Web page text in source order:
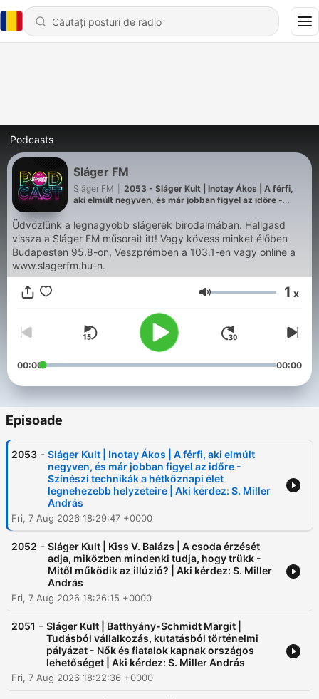
Podcasts
Sláger FM
Sláger FM
2053 - Sláger Kult | Inotay Ákos | A férfi,
aki elmúlt negyven, és már jobban figyel az időre -
helyzeteire | Aki kérdez: S. Miller András
Üdvözlünk a legnagyobb slágerek birodalmában. Hallgasd
vissza a Sláger FM műsorait itt! Vagy kövess minket élőben
Budapesten 95.8-on, Veszprémben a 103.1-en vagy online a
www.slagerfm.hu-n.
Volum 1 x
00:00 00:00
Episoade
2053 - Sláger Kult | Inotay Ákos | A férfi, aki elmúlt
negyven, és már jobban figyel az időre -
Színészi technikák a hétköznapi élet
legnehezebb helyzeteire | Aki kérdez: S. Miller
András
Fri, 7 Aug 2026 18:29:47 +0000
2052 - Sláger Kult | Kiss V. Balázs | A csoda érzését
adja, miközben mindenki tudja, hogy trükk -
Mitől működik az illúzió? | Aki kérdez: S. Miller
András
Fri, 7 Aug 2026 18:26:15 +0000
2051 - Sláger Kult | Batthyány-Schmidt Margit |
Tudásból vállalkozás, kutatásból történelmi
pályázat - Nők és fiatalok kapnak országos
lehetőséget | Aki kérdez: S. Miller András
Fri, 7 Aug 2026 18:22:36 +0000